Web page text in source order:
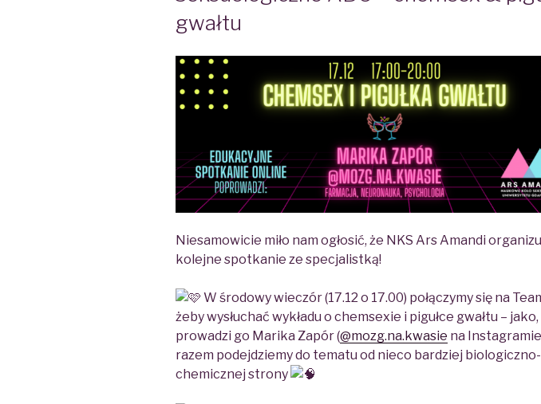
gwałtu
Niesamowicie miło nam ogłosić, że NKS Ars Amandi
kolejne spotkanie ze specjalistką!
W środowy wieczór (17.12 o 17.00) połączymy się na
żeby wysłuchać wykładu o chemsexie i pigułce gwałtu – jako,
prowadzi go Marika Zapór (@mozg.na.kwasie na
razem podejdziemy do tematu od nieco bardziej biologiczno-
chemicznej strony